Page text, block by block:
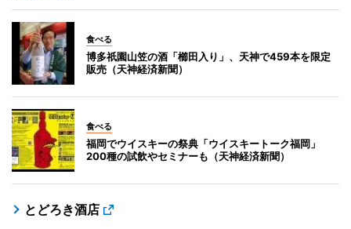
食べる
博多祇園山笠の酒「櫛田入り」、天神で459本を限定
販売（天神経済新聞）
食べる
福岡でウイスキーの祭典「ウイスキートーク福岡」
200種の試飲やセミナーも（天神経済新聞）
とどろき酒店